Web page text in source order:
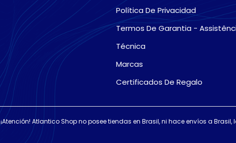
Política De Privacidad
Termos De Garantia -
Técnica
Marcas
Certificados De Regalo
¡Atención! Atlantico Shop no posee tiendas en Brasil, ni hace envíos a